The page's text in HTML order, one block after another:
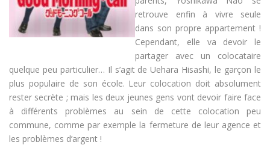
retrouve enfin à vivre seule
dans son propre appartement !
Cependant, elle va devoir le
partager avec un colocataire
quelque peu particulier… Il s’agit de Uehara Hisashi, le garçon le
plus populaire de son école. Leur colocation doit absolument
rester secrète ; mais les deux jeunes gens vont devoir faire face
à différents problèmes au sein de cette colocation peu
commune, comme par exemple la fermeture de leur agence et
les problèmes d’argent !